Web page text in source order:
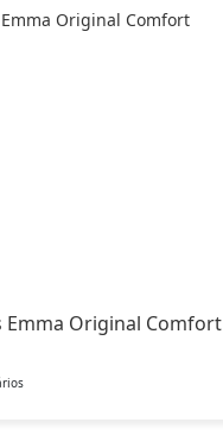
Emma Original Comfort